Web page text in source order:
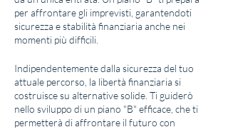
per affrontare gli imprevisti, garantendoti
sicurezza e stabilità finanziaria anche nei
momenti più difficili.
Indipendentemente dalla sicurezza del tuo
attuale percorso, la libertà finanziaria si
costruisce su alternative solide. Ti guiderò
nello sviluppo di un piano "B" efficace, che ti
permetterà di affrontare il futuro con